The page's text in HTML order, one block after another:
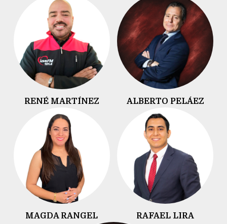
RENÉ MARTÍNEZ ALBERTO PELÁEZ
MAGDA RANGEL RAFAEL LIRA